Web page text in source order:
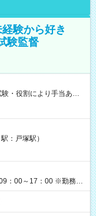
験から好き
験監督
・役割により手当あり
払い）オプションあ
ほどで給与の一部を受け
憩1時間） 時給1,300円
役割により時給＋100
休憩なし） 時給1,300
＋交通費 【試用期
：戸塚駅）
：00～17：00 ※勤務時